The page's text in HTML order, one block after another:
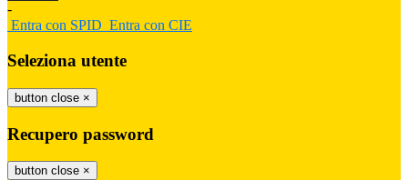
-
Entra con SPID Entra con CIE
Seleziona utente
button close ×
Recupero password
button close ×